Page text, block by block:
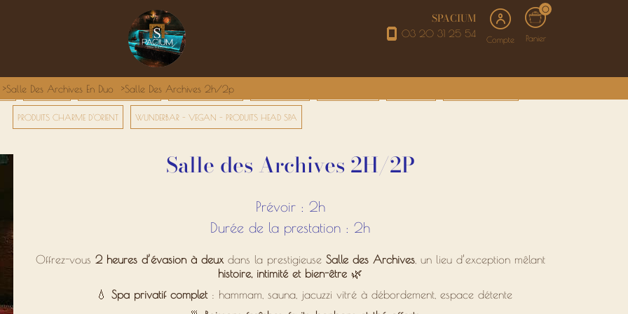
SPACIUM
03 20 31 25 54 Compte
0
Panier
Salle Des Archives En Duo Salle Des Archives 2h/2p
PACK DUO HAMMAM PRIVATIF RITUELS ORIENTAUX
PRODUITS CHARME D'ORIENT WUNDERBAR - VEGAN - PRODUITS HEAD SPA
Salle des Archives 2H/2P
Prévoir : 2h
Durée de la prestation : 2h
Offrez-vous 2 heures d’évasion à deuxdans la prestigieuse Salle des Archives, un lieu d’exception mêlant
histoire, intimité et bien-être 🌿
💧 Spa privatif complet: hammam, sauna, jacuzzi vitré à débordement, espace détente